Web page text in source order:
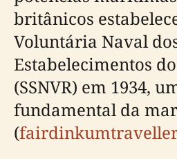
britânicos
Voluntária Naval
Estabelecimentos
(SSNVR) em 1934,
fundamental da
(